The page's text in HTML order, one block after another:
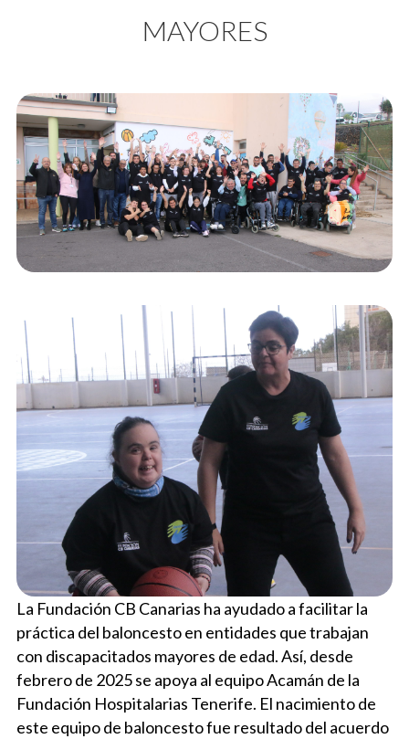
MAYORES
La Fundación CB Canarias ha ayudado a facilitar la
práctica del baloncesto en entidades que trabajan
con discapacitados mayores de edad. Así, desde
febrero de 2025 se apoya al equipo Acamán de la
Fundación Hospitalarias Tenerife. El nacimiento de
este equipo de baloncesto fue resultado del acuerdo